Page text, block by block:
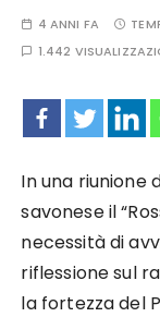
4 ANNI FA
1.442
In una riunione
savonese il
necessità di
riflessione sul
la fortezza del